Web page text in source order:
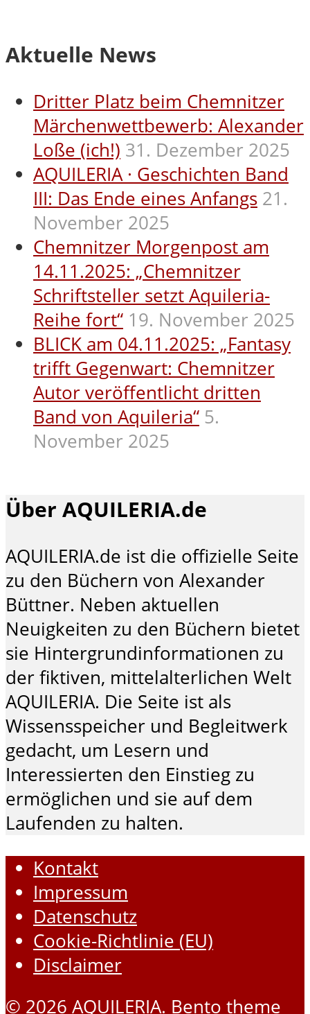
Aktuelle News
Dritter Platz beim Chemnitzer
Märchenwettbewerb: Alexander
Loße (ich!) 31. Dezember 2025
AQUILERIA · Geschichten Band
III: Das Ende eines Anfangs 21.
November 2025
Chemnitzer Morgenpost am
14.11.2025: „Chemnitzer
Schriftsteller setzt Aquileria-
Reihe fort“ 19. November 2025
BLICK am 04.11.2025: „Fantasy
trifft Gegenwart: Chemnitzer
Autor veröffentlicht dritten
Band von Aquileria“ 5.
November 2025
Über AQUILERIA.de
AQUILERIA.de ist die offizielle Seite
zu den Büchern von Alexander
Büttner. Neben aktuellen
Neuigkeiten zu den Büchern bietet
sie Hintergrundinformationen zu
der fiktiven, mittelalterlichen Welt
AQUILERIA. Die Seite ist als
Wissensspeicher und Begleitwerk
gedacht, um Lesern und
Interessierten den Einstieg zu
ermöglichen und sie auf dem
Laufenden zu halten.
Kontakt
Impressum
Datenschutz
Cookie-Richtlinie (EU)
Disclaimer
© 2026 AQUILERIA. Bento theme